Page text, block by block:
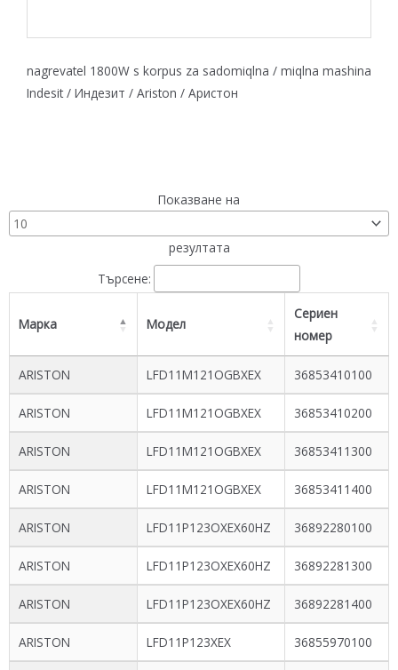
nagrevatel 1800W s korpus za sadomiqlna / miqlna mashina
Indesit / Индезит / Ariston / Аристон
Показване на
резултата
Търсене:
Марка Модел
Сериен
номер
ARISTON LFD11M121OGBXEX 36853410100
ARISTON LFD11M121OGBXEX 36853410200
ARISTON LFD11M121OGBXEX 36853411300
ARISTON LFD11M121OGBXEX 36853411400
ARISTON LFD11P123OXEX60HZ 36892280100
ARISTON LFD11P123OXEX60HZ 36892281300
ARISTON LFD11P123OXEX60HZ 36892281400
ARISTON LFD11P123XEX 36855970100